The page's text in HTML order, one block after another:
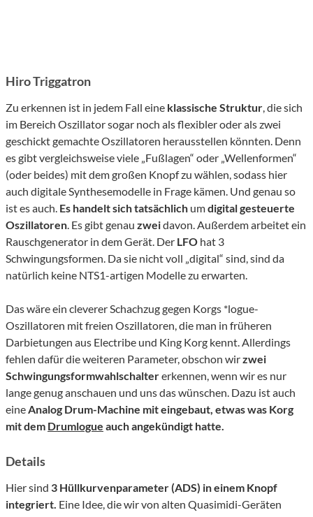
Hiro Triggatron
Zu erkennen ist in jedem Fall eine klassische Struktur, die sich
im Bereich Oszillator sogar noch als flexibler oder als zwei
geschickt gemachte Oszillatoren herausstellen könnten. Denn
es gibt vergleichsweise viele „Fußlagen“ oder „Wellenformen“
(oder beides) mit dem großen Knopf zu wählen, sodass hier
auch digitale Synthesemodelle in Frage kämen. Und genau so
ist es auch. Es handelt sich tatsächlich umdigital gesteuerte
Oszillatoren. Es gibt genau zweidavon. Außerdem arbeitet ein
Rauschgenerator in dem Gerät. Der LFO hat 3
Schwingungsformen. Da sie nicht voll „digital“ sind, sind da
natürlich keine NTS1-artigen Modelle zu erwarten.
Das wäre ein cleverer Schachzug gegen Korgs *logue-
Oszillatoren mit freien Oszillatoren, die man in früheren
Darbietungen aus Electribe und King Korg kennt. Allerdings
fehlen dafür die weiteren Parameter, obschon wirzwei
Schwingungsformwahlschaltererkennen, wenn wir es nur
lange genug anschauen und uns das wünschen. Dazu ist auch
eineAnalog Drum-Machine mit eingebaut, etwas was Korg
mit dem Drumlogue auch angekündigt hatte.
Details
Hier sind 3 Hüllkurvenparameter (ADS) in einem Knopf
integriert. Eine Idee, die wir von alten Quasimidi-Geräten